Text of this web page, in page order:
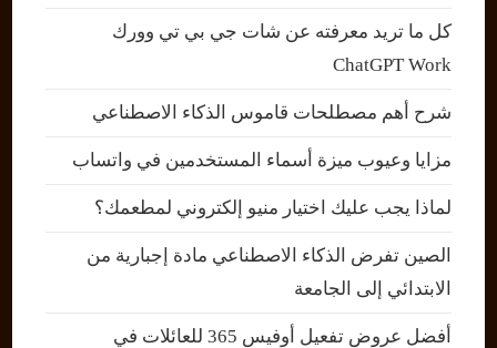
كل ما تريد معرفته عن شات جي بي تي وورك
ChatGPT Work
شرح أهم مصطلحات قاموس الذكاء الاصطناعي
مزايا وعيوب ميزة أسماء المستخدمين في واتساب
لماذا يجب عليك اختيار منيو إلكتروني لمطعمك؟
الصين تفرض الذكاء الاصطناعي مادة إجبارية من
الابتدائي إلى الجامعة
أفضل عروض تفعيل أوفيس 365 للعائلات في